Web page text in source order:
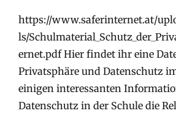
https://www.saferinternet.at/
ls/
ernet.pdf Hier findet ihr eine
Privatsphäre und Datenschutz
einigen interessanten
Datenschutz in der Schule die